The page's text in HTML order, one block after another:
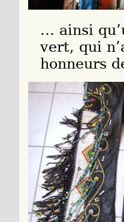
… ainsi
vert, qui
honneurs